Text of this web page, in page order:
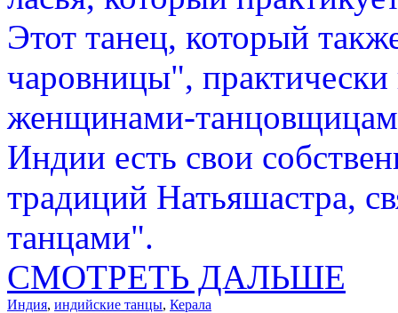
Этот танец, который
чаровницы", практически
женщинами-
Индии есть свои
традиций Натьяшастра,
танцами".
СМОТРЕТЬ ДАЛЬШЕ
Индия, индийские танцы, Керала